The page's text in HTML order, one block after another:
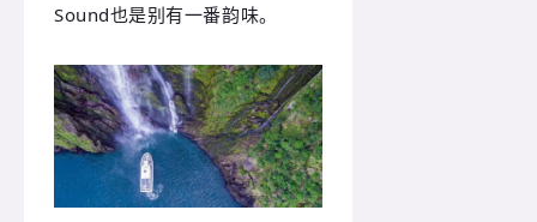
Sound也是别有一番韵味。